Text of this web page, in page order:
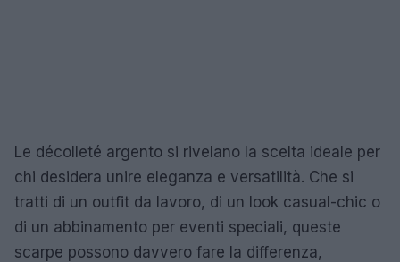
Le décolleté argento si rivelano la scelta ideale per
chi desidera unire eleganza e versatilità. Che si
tratti di un outfit da lavoro, di un look casual-chic o
di un abbinamento per eventi speciali, queste
scarpe possono davvero fare la differenza,